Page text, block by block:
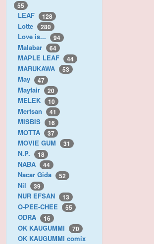
55
LEAF 128
Lotte 280
Love is... 94
Malabar 64
MAPLE LEAF 44
MARUKAWA 53
May 47
Mayfair 20
MELEK 10
Mertsan 41
MISBIS 16
MOTTA 37
MOVIE GUM 31
N.P. 18
NABA 44
Nacar Gida 52
Nil 39
NUR EFSAN 13
O-PEE-CHEE 55
ODRA 16
OK KAUGUMMI 70
OK KAUGUMMI comix